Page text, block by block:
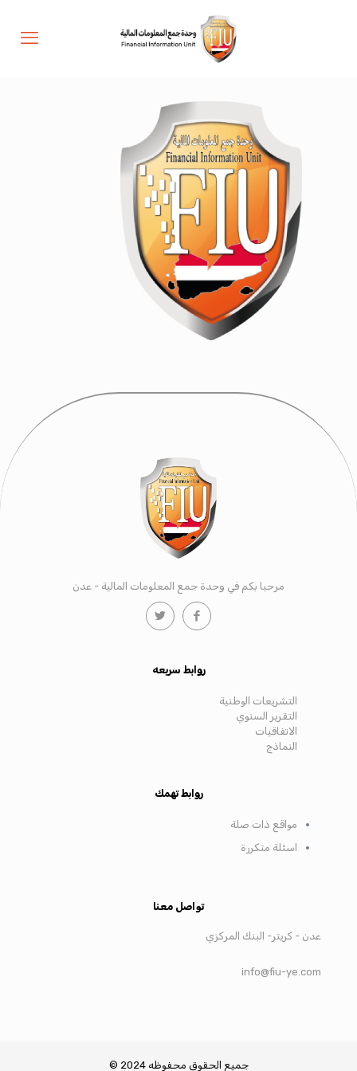
مرحبا بكم في وحدة جمع المعلومات المالية - عدن
روابط سريعه
التشريعات الوطنية
التقرير السنوي
الاتفاقيات
النماذج
روابط تهمك
مواقع ذات صلة
اسئلة متكررة
تواصل معنا
عدن - كريتر- البنك المركزي
info@fiu-ye.com
جميع الحقوق محفوظه 2024 ©